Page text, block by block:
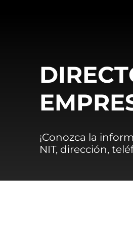
¡Conozca la
NIT, dirección,